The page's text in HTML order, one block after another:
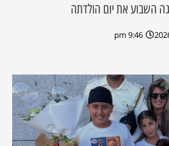
השבוע את יום הולדתה
9:46 pm